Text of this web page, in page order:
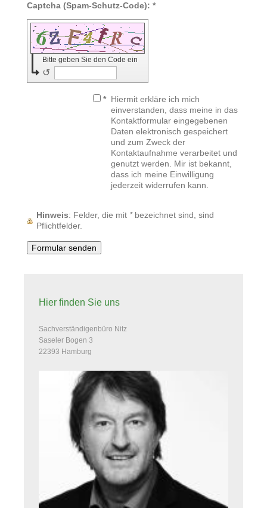
Captcha (Spam-Schutz-Code): *
Bitte geben Sie den Code ein
↺
* Hiermit erkläre ich mich
einverstanden, dass meine in das
Kontaktformular eingegebenen
Daten elektronisch gespeichert
und zum Zweck der
Kontaktaufnahme verarbeitet und
genutzt werden. Mir ist bekannt,
dass ich meine Einwilligung
jederzeit widerrufen kann.
Hinweis : Felder, die mit *bezeichnet sind, sind
Pflichtfelder.
Hier finden Sie uns
Sachverständigenbüro Nitz
Saseler Bogen 3
22393 Hamburg